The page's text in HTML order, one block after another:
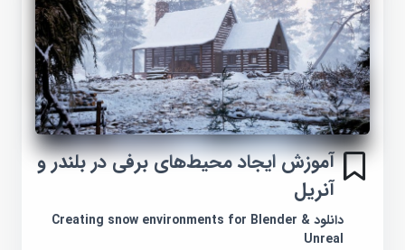
آموزش ایجاد محیط‌های برفی در بلندر و
آنریل
دانلود Creating snow environments for Blender &
Unreal